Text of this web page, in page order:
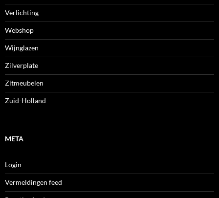
Verlichting
Webshop
Wijnglazen
Zilverplate
Zitmeubelen
Zuid-Holland
META
Login
Vermeldingen feed